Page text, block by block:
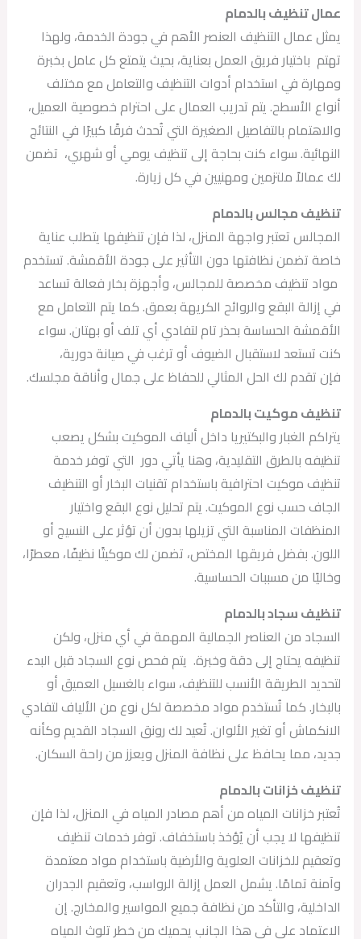
عمال تنظيف بالدمام
يمثل عمال التنظيف العنصر الأهم في جودة الخدمة، ولهذا
تهتم باختيار فريق العمل بعناية، بحيث يتمتع كل عامل بخبرة
ومهارة في استخدام أدوات التنظيف والتعامل مع مختلف
أنواع الأسطح. يتم تدريب العمال على احترام خصوصية العميل،
والاهتمام بالتفاصيل الصغيرة التي تُحدث فرقًا كبيرًا في النتائج
النهائية. سواء كنت بحاجة إلى تنظيف يومي أو شهري، تضمن
لك عمالاً ملتزمين ومهنيين في كل زيارة.
تنظيف مجالس بالدمام
المجالس تعتبر واجهة المنزل، لذا فإن تنظيفها يتطلب عناية
خاصة تضمن نظافتها دون التأثير على جودة الأقمشة. تستخدم
مواد تنظيف مخصصة للمجالس، وأجهزة بخار فعالة تساعد
في إزالة البقع والروائح الكريهة بعمق. كما يتم التعامل مع
الأقمشة الحساسة بحذر تام لتفادي أي تلف أو بهتان. سواء
كنت تستعد لاستقبال الضيوف أو ترغب في صيانة دورية،
فإن تقدم لك الحل المثالي للحفاظ على جمال وأناقة مجلسك.
تنظيف موكيت بالدمام
يتراكم الغبار والبكتيريا داخل ألياف الموكيت بشكل يصعب
تنظيفه بالطرق التقليدية، وهنا يأتي دور التي توفر خدمة
تنظيف موكيت احترافية باستخدام تقنيات البخار أو التنظيف
الجاف حسب نوع الموكيت. يتم تحليل نوع البقع واختيار
المنظفات المناسبة التي تزيلها بدون أن تؤثر على النسيج أو
اللون. بفضل فريقها المختص، تضمن لك موكيتًا نظيفًا، معطرًا،
وخاليًا من مسببات الحساسية.
تنظيف سجاد بالدمام
السجاد من العناصر الجمالية المهمة في أي منزل، ولكن
تنظيفه يحتاج إلى دقة وخبرة. يتم فحص نوع السجاد قبل البدء
لتحديد الطريقة الأنسب للتنظيف، سواء بالغسيل العميق أو
بالبخار. كما تُستخدم مواد مخصصة لكل نوع من الألياف لتفادي
الانكماش أو تغير الألوان. تُعيد لك رونق السجاد القديم وكأنه
جديد، مما يحافظ على نظافة المنزل ويعزز من راحة السكان.
تنظيف خزانات بالدمام
تُعتبر خزانات المياه من أهم مصادر المياه في المنزل، لذا فإن
تنظيفها لا يجب أن يُؤخذ باستخفاف. توفر خدمات تنظيف
وتعقيم للخزانات العلوية والأرضية باستخدام مواد معتمدة
وآمنة تمامًا. يشمل العمل إزالة الرواسب، وتعقيم الجدران
الداخلية، والتأكد من نظافة جميع المواسير والمخارج. إن
الاعتماد على في هذا الجانب يحميك من خطر تلوث المياه